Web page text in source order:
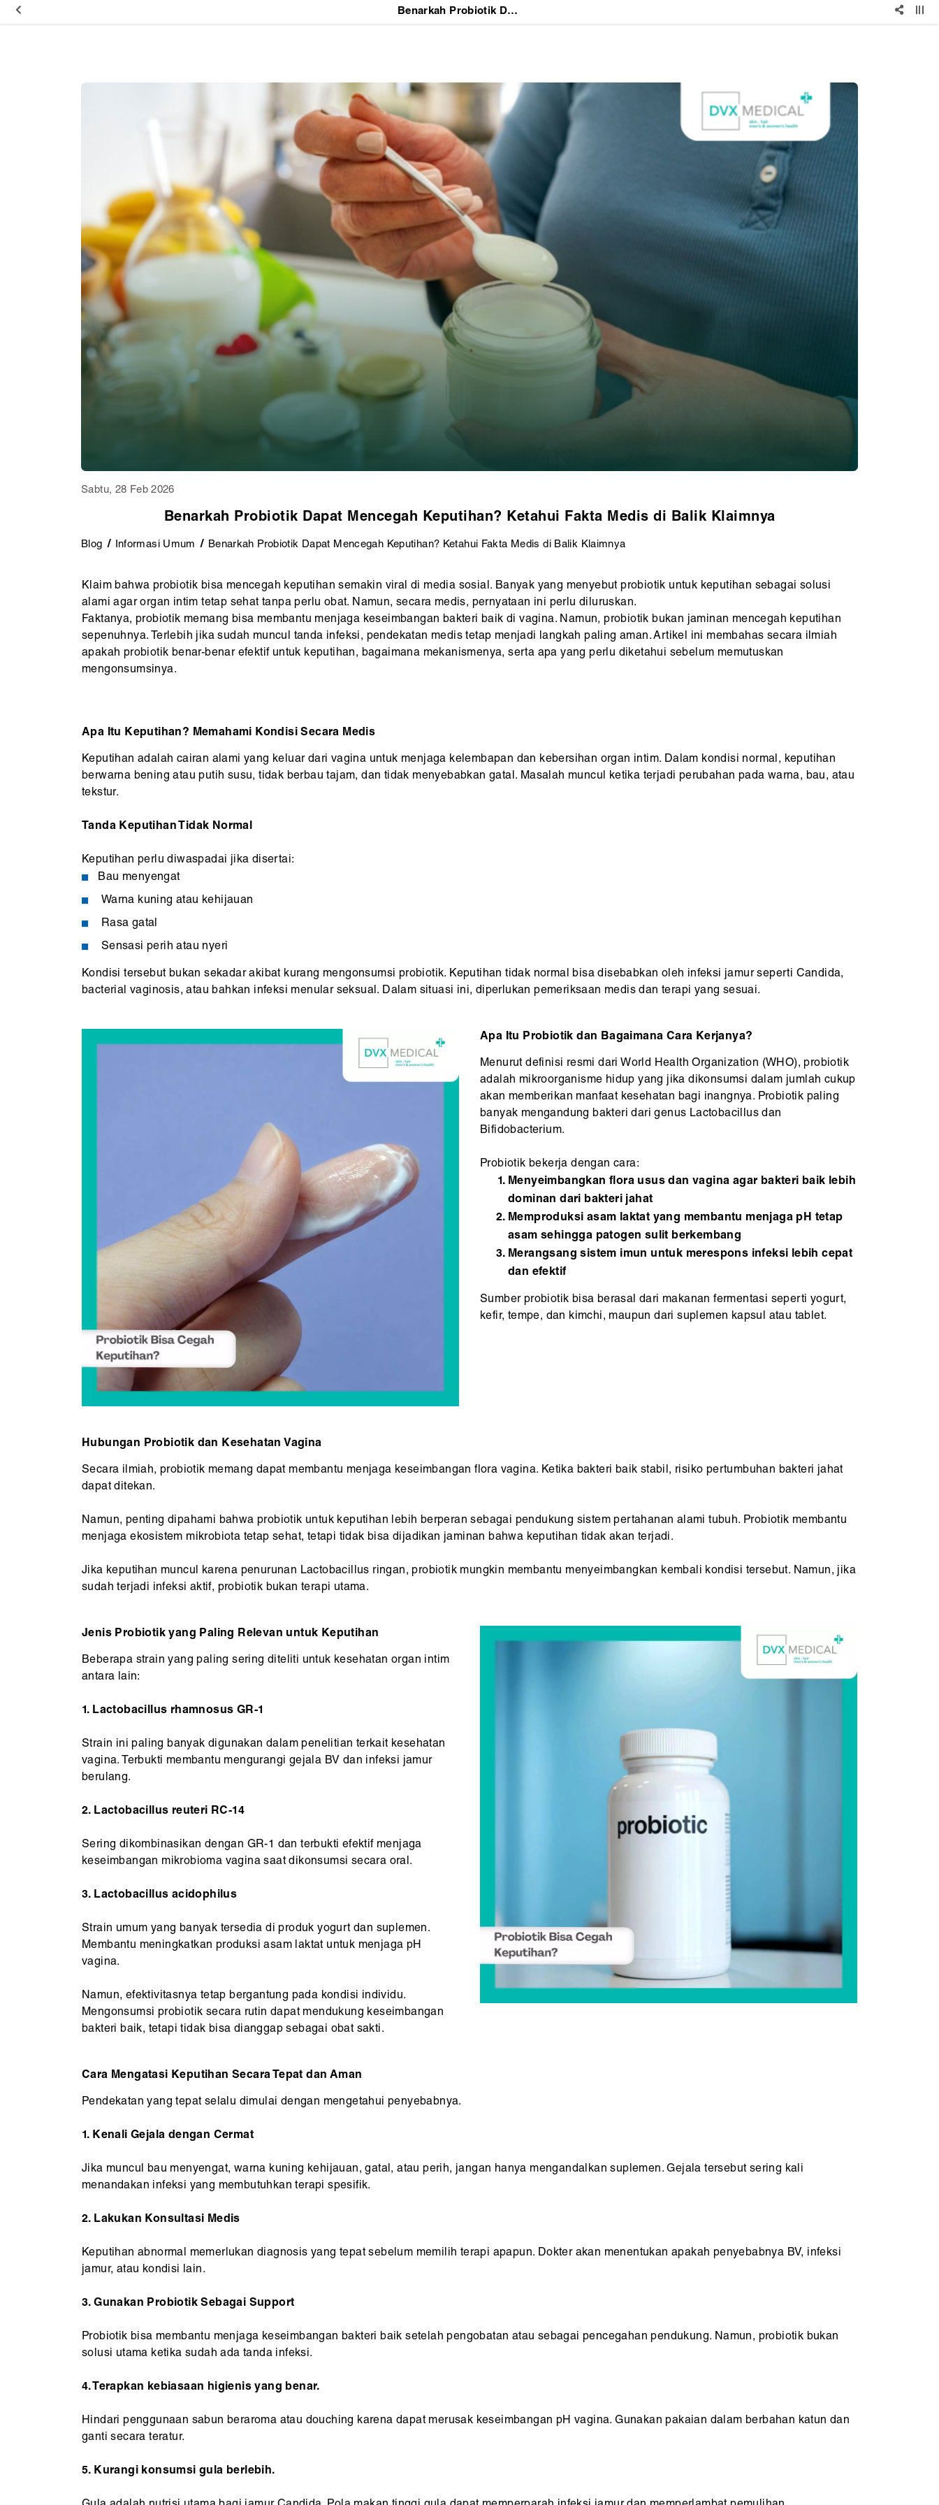
Benarkah Probiotik Dapat Mencegah Keputihan? Ketahui Fakta Medis di Balik Klaimnya
Sabtu, 28 Feb 2026
Benarkah Probiotik Dapat Mencegah Keputihan? Ketahui Fakta Medis di Balik Klaimnya
Blog Informasi Umum Benarkah Probiotik Dapat Mencegah Keputihan? Ketahui Fakta Medis di Balik Klaimnya
Klaim bahwa probiotik bisa mencegah keputihan semakin viral di media sosial. Banyak yang menyebut probiotik untuk keputihan sebagai solusi
alami agar organ intim tetap sehat tanpa perlu obat. Namun, secara medis, pernyataan ini perlu diluruskan.
Faktanya, probiotik memang bisa membantu menjaga keseimbangan bakteri baik di vagina. Namun, probiotik bukan jaminan mencegah keputihan
sepenuhnya. Terlebih jika sudah muncul tanda infeksi, pendekatan medis tetap menjadi langkah paling aman. Artikel ini membahas secara ilmiah
apakah probiotik benar-benar efektif untuk keputihan, bagaimana mekanismenya, serta apa yang perlu diketahui sebelum memutuskan
mengonsumsinya.
Apa Itu Keputihan? Memahami Kondisi Secara Medis
Keputihan adalah cairan alami yang keluar dari vagina untuk menjaga kelembapan dan kebersihan organ intim. Dalam kondisi normal, keputihan
berwarna bening atau putih susu, tidak berbau tajam, dan tidak menyebabkan gatal. Masalah muncul ketika terjadi perubahan pada warna, bau, atau
tekstur.
Tanda Keputihan Tidak Normal
Keputihan perlu diwaspadai jika disertai:
Bau menyengat
Warna kuning atau kehijauan
Rasa gatal
Sensasi perih atau nyeri
Kondisi tersebut bukan sekadar akibat kurang mengonsumsi probiotik. Keputihan tidak normal bisa disebabkan oleh infeksi jamur seperti Candida,
bacterial vaginosis, atau bahkan infeksi menular seksual. Dalam situasi ini, diperlukan pemeriksaan medis dan terapi yang sesuai.
Apa Itu Probiotik dan Bagaimana Cara Kerjanya?
Menurut definisi resmi dari World Health Organization (WHO), probiotik
adalah mikroorganisme hidup yang jika dikonsumsi dalam jumlah cukup
akan memberikan manfaat kesehatan bagi inangnya. Probiotik paling
banyak mengandung bakteri dari genus Lactobacillus dan
Bifidobacterium.
Probiotik bekerja dengan cara:
Menyeimbangkan flora usus dan vagina agar bakteri baik lebih
dominan dari bakteri jahat
Memproduksi asam laktat yang membantu menjaga pH tetap
asam sehingga patogen sulit berkembang
Merangsang sistem imun untuk merespons infeksi lebih cepat
dan efektif
Sumber probiotik bisa berasal dari makanan fermentasi seperti yogurt,
kefir, tempe, dan kimchi, maupun dari suplemen kapsul atau tablet.
Hubungan Probiotik dan Kesehatan Vagina
Secara ilmiah, probiotik memang dapat membantu menjaga keseimbangan flora vagina. Ketika bakteri baik stabil, risiko pertumbuhan bakteri jahat
dapat ditekan.
Namun, penting dipahami bahwa probiotik untuk keputihan lebih berperan sebagai pendukung sistem pertahanan alami tubuh. Probiotik membantu
menjaga ekosistem mikrobiota tetap sehat, tetapi tidak bisa dijadikan jaminan bahwa keputihan tidak akan terjadi.
Jika keputihan muncul karena penurunan Lactobacillus ringan, probiotik mungkin membantu menyeimbangkan kembali kondisi tersebut. Namun, jika
sudah terjadi infeksi aktif, probiotik bukan terapi utama.
Jenis Probiotik yang Paling Relevan untuk Keputihan
Beberapa strain yang paling sering diteliti untuk kesehatan organ intim
antara lain:
1. Lactobacillus rhamnosus GR-1
Strain ini paling banyak digunakan dalam penelitian terkait kesehatan
vagina. Terbukti membantu mengurangi gejala BV dan infeksi jamur
berulang.
2. Lactobacillus reuteri RC-14
Sering dikombinasikan dengan GR-1 dan terbukti efektif menjaga
keseimbangan mikrobioma vagina saat dikonsumsi secara oral.
3. Lactobacillus acidophilus
Strain umum yang banyak tersedia di produk yogurt dan suplemen.
Membantu meningkatkan produksi asam laktat untuk menjaga pH
vagina.
Namun, efektivitasnya tetap bergantung pada kondisi individu.
Mengonsumsi probiotik secara rutin dapat mendukung keseimbangan
bakteri baik, tetapi tidak bisa dianggap sebagai obat sakti.
Cara Mengatasi Keputihan Secara Tepat dan Aman
Pendekatan yang tepat selalu dimulai dengan mengetahui penyebabnya.
1. Kenali Gejala dengan Cermat
Jika muncul bau menyengat, warna kuning kehijauan, gatal, atau perih, jangan hanya mengandalkan suplemen. Gejala tersebut sering kali
menandakan infeksi yang membutuhkan terapi spesifik.
2. Lakukan Konsultasi Medis
Keputihan abnormal memerlukan diagnosis yang tepat sebelum memilih terapi apapun. Dokter akan menentukan apakah penyebabnya BV, infeksi
jamur, atau kondisi lain.
3. Gunakan Probiotik Sebagai Support
Probiotik bisa membantu menjaga keseimbangan bakteri baik setelah pengobatan atau sebagai pencegahan pendukung. Namun, probiotik bukan
solusi utama ketika sudah ada tanda infeksi.
4. Terapkan kebiasaan higienis yang benar.
Hindari penggunaan sabun beraroma atau douching karena dapat merusak keseimbangan pH vagina. Gunakan pakaian dalam berbahan katun dan
ganti secara teratur.
5. Kurangi konsumsi gula berlebih.